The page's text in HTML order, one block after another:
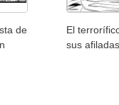
de
El
sus